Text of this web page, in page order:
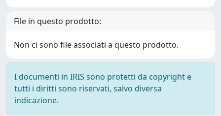
File in questo prodotto:
Non ci sono file associati a questo prodotto.
I documenti in IRIS sono protetti da copyright e
tutti i diritti sono riservati, salvo diversa
indicazione.